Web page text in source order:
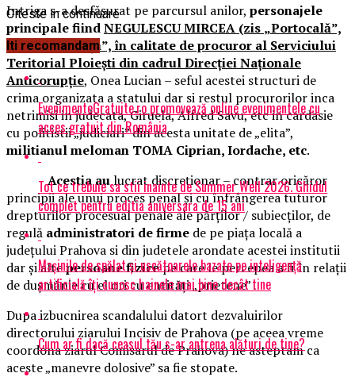
Intriga s-a desfăşurat pe parcursul anilor, personajele
principale fiindNEGULESCU MIRCEA (zis „Portocală”,
alias „Zdreanţă”, în calitate de procuror al Serviciului
Teritorial Ploieşti din cadrul Direcţiei Naţionale
Anticorupţie, Onea Lucian – seful acestei structuri de
crima organizata a statului dar si restul procurorilor inca
netrimisi in judecata, Giruela, Alfred Savu, etc in cardasie
cu politistii „judiciari” din acesta unitate de „elita”,
militianul meloman TOMA Ciprian, Iordache, etc.
Acestia aulucrat discreţionar – contrar oricăror
principii ale unui proces penal şi cu înfrângerea tuturor
drepturilor procesual penale ale părţilor / subiecţilor, de
regulă administratori de firme de pe piaţa locală a
judeţului Prahova si din judetele arondate acestei institutii
dar şi altepersoane fizicepe care le percepea a fi în relaţii
de duşmănie cu el ori cu entităţi „prietene” .
Dupa izbucnirea scandalului datort dezvaluirilor
directorului ziarului Incisiv de Prahova (pe aceea vreme
coordona ziarul Comisarul de Prahova) ne asteptam ca
aceste „manevre dolosive” sa fie stopate.
Citeste in continuare
Iti recomandam
EvenimenteGratuite.ro promovează online evenimentele cu
acces gratuit din România
Tot ce trebuie sa stii inainte de Summer Well 2026. Ghidul
complet pentru editia aniversara de 15 ani
Mașinile de spălat și uscătoarele bazate pe inteligență
artificială îți cunosc hainele mai bine decât tine
Cum ar fi dacă ceasul tău s-ar antrena alături de tine?